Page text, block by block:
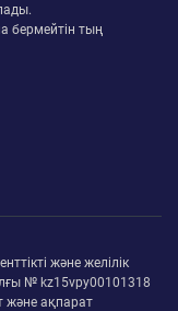
бермейтін тың
және желілік
№ kz15vpy00101318
және ақпарат